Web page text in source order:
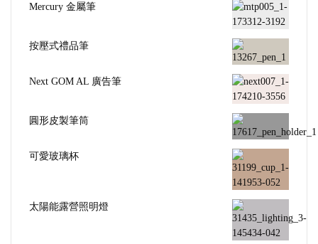
Mercury 金屬筆
按壓式禮品筆
Next GOM AL 廣告筆
圓形皮製筆筒
可愛玻璃杯
太陽能露營照明燈